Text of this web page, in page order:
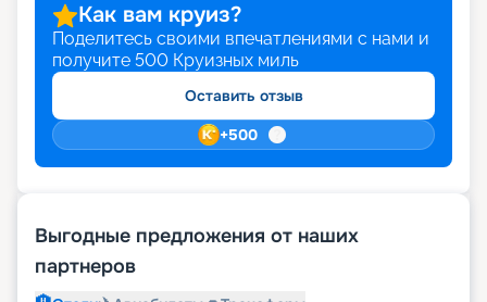
Как вам круиз?
Поделитесь своими впечатлениями с нами и
получите 500 Круизных миль
Оставить отзыв
+500
Выгодные предложения от наших
партнеров